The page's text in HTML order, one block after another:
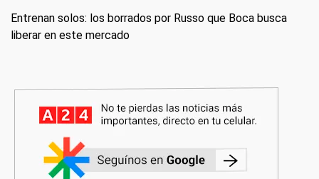
Entrenan solos: los borrados por Russo que Boca busca
liberar en este mercado